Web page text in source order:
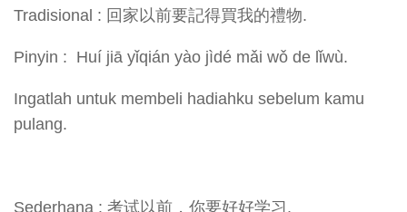
Tradisional : 回家以前要記得買我的禮物.
Pinyin : Huí jiā yǐqián yào jìdé mǎi wǒ de lǐwù.
Ingatlah untuk membeli hadiahku sebelum kamu
pulang.
Sederhana : 考试以前，你要好好学习.